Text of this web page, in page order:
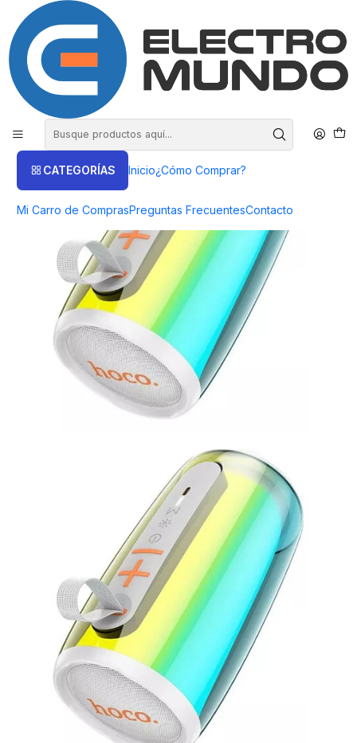
CATEGORÍAS Inicio¿Cómo Comprar?
Mi Carro de ComprasPreguntas FrecuentesContacto
COMPRA HASTA EN 3 CUOTAS SIN INTERES
Inicio Productos AUDIO Parlantes
Parlante Inalámbrico HC18 360° Blanco - ElectroMundo